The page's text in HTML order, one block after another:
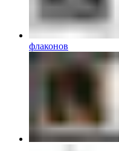
флаконов